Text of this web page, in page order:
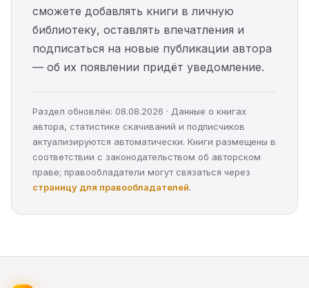
сможете добавлять книги в личную
библиотеку, оставлять впечатления и
подписаться на новые публикации автора
— об их появлении придёт уведомление.
Раздел обновлён: 08.08.2026 · Данные о книгах
автора, статистике скачиваний и подписчиков
актуализируются автоматически. Книги размещены в
соответствии с законодательством об авторском
праве; правообладатели могут связаться через
страницу для правообладателей.